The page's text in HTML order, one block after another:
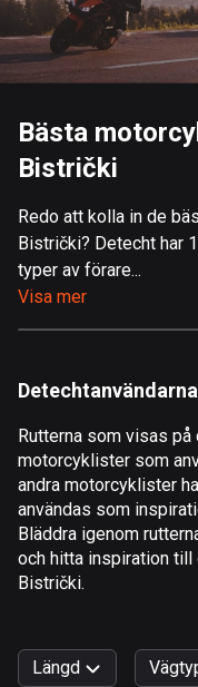
115268 rutter
A-Ö
Afghanistan
9 rutter
Åland
517 rutter
175 rutter
1 rutt
Andorra
62 rutter
Antigua och
Bästa
Bistrički
Redo att kolla in de
Bistrički? Detecht har
typer av förare...
Visa mer
Rutterna som visas på
motorcyklister som
andra motorcyklister
användas som
Bläddra igenom
och hitta inspiration
Bistrički.
Längd